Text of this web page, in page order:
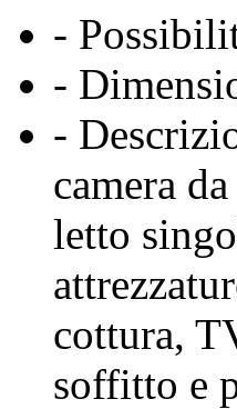
-
-
-
camera
letto
cottura,
soffitto e